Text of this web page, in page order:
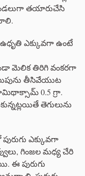
తయారుచేసి
ఉధృతి ఎక్కువగా ఉంటే
మెలిక తిరిగి వంకరగా
తీసివేయుట
0.5 గ్రా.
తెగులును
ఎక్కువగా
గింజల మధ్య చేరి
ఈ పురుగు